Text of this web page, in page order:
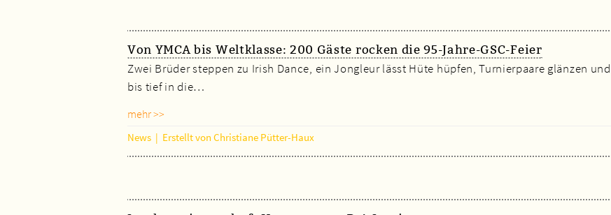
Von YMCA bis Weltklasse: 200 Gäste rocken die 95-Jahre-GSC-Feier
Zwei Brüder steppen zu Irish Dance, ein Jongleur lässt Hüte hüpfen, Turnierpaare glänzen
bis tief in die…
mehr >>
News | Erstellt von Christiane Pütter-Haux